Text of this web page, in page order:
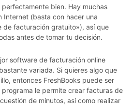
bien. Hay muchas
Internet (basta con hacer una
de facturación gratuito»), así que
antes de tomar tu decisión.
software de facturación online
variada. Si quieres algo que
entonces FreshBooks puede ser
programa le permite crear facturas de
de minutos, así como realizar